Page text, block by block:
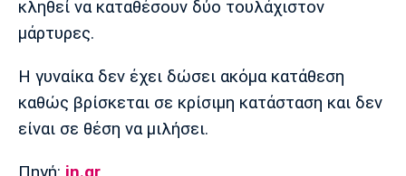
κληθεί να καταθέσουν δύο τουλάχιστον
μάρτυρες.
Η γυναίκα δεν έχει δώσει ακόμα κατάθεση
καθώς βρίσκεται σε κρίσιμη κατάσταση και δεν
είναι σε θέση να μιλήσει.
Πηγή: in.gr